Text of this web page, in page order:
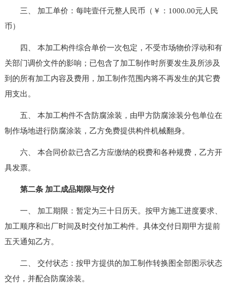
三、 加工单价：每吨壹仟元整人民币（￥：1000.00元人民
币）
四、 本加工构件综合单价一次包定，不受市场物价浮动和有
关部门调价文件的影响；已包含了加工制作时所要发生及所涉及
到的所有加工内容及费用，加工制作范围内将不再发生的其它费
用支出。
五、 本加工构件不含防腐涂装，由甲方防腐涂装分包单位在
制作场地进行防腐涂装，乙方免费提供构件机械翻身。
六、 本合同价款已含乙方应缴纳的税费和各种规费，乙方开
具发票。
第二条 加工成品期限与交付
一、 加工期限：暂定为三十日历天。按甲方施工进度要求、
加工顺序和出厂时间及时交付加工构件。具体交付日期甲方提前
五天通知乙方。
二、 交付状态：按甲方提供的加工制作转换图全部图示状态
交付，并配合防腐涂装。